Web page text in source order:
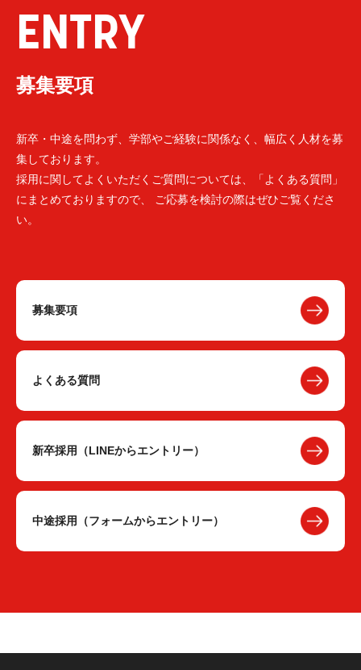
ENTRY
募集要項
新卒・中途を問わず、学部やご経験に関係なく、幅広く人材を募
集しております。
採用に関してよくいただくご質問については、「よくある質問」
にまとめておりますので、 ご応募を検討の際はぜひご覧くださ
い。
募集要項
よくある質問
新卒採用（LINEからエントリー）
中途採用（フォームからエントリー）